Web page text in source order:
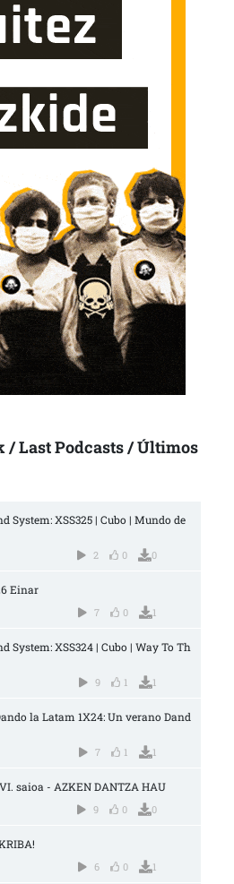
/ Last Podcasts / Últimos
System: XSS325 | Cubo | Mundo de
2 0 0
Einar
7 0 1
System: XSS324 | Cubo | Way To Th
9 1 1
la Latam 1X24: Un verano Dand
7 1 1
saioa - AZKEN DANTZA HAU
9 0 0
6 0 1